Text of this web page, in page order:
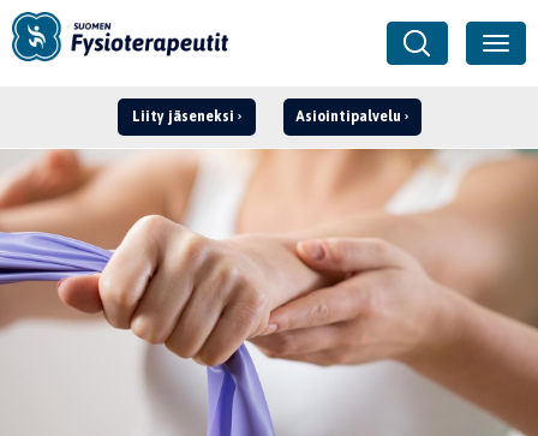
Liity jäseneksi Asiointipalvelu
Kirjaudu ›